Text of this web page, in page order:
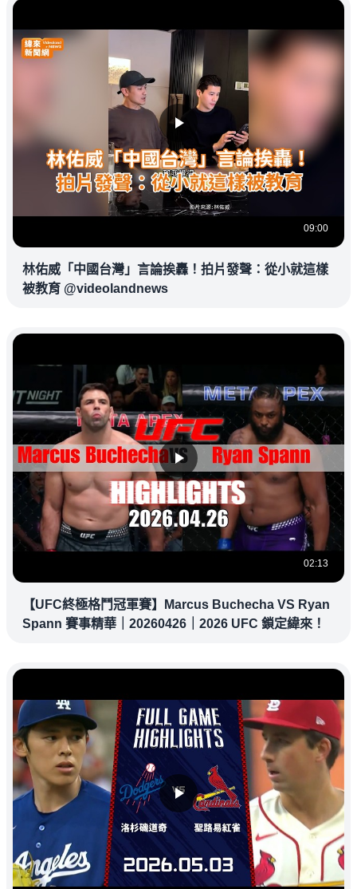
09:00
林佑威「中國台灣」言論挨轟！拍片發聲：從小就這樣
被教育 @videolandnews
02:13
【UFC終極格鬥冠軍賽】Marcus Buchecha VS Ryan
Spann 賽事精華｜20260426｜2026 UFC 鎖定緯來！